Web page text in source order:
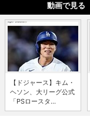
動画で見る
【ドジャース】キム・
ヘソン、大リーグ公式
「PSロースタ...